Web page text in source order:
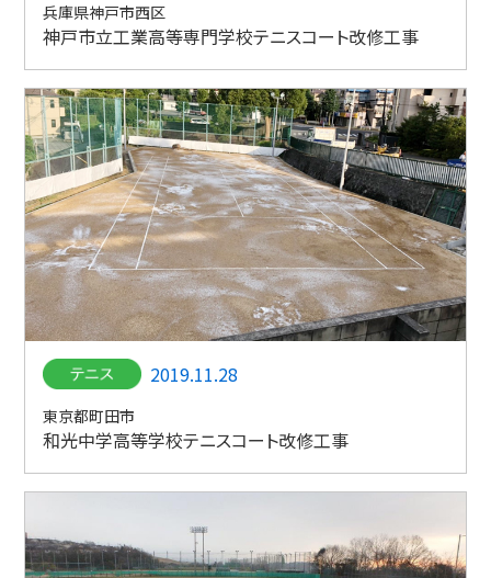
兵庫県神戸市西区
神戸市立工業高等専門学校テニスコート改修工事
2019.11.28
東京都町田市
和光中学高等学校テニスコート改修工事